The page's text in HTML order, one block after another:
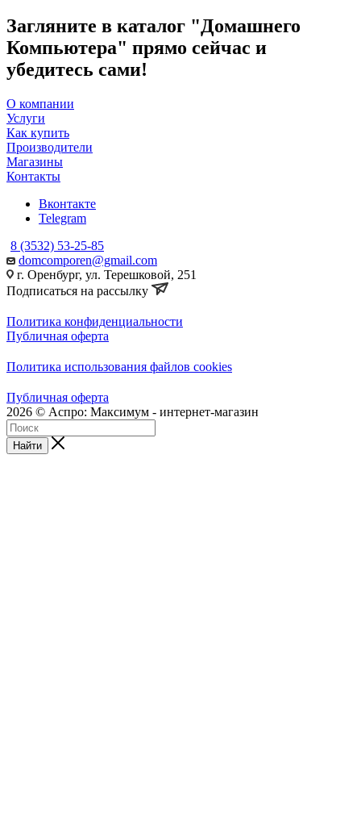
Загляните в каталог "Домашнего
Компьютера" прямо сейчас и
убедитесь сами!
О компании
Услуги
Как купить
Производители
Магазины
Контакты
Вконтакте
Telegram
8 (3532) 53-25-85
domcomporen@gmail.com
г. Оренбург, ул. Терешковой, 251
Подписаться на рассылку
Политика конфиденциальности
Публичная оферта
Политика использования файлов cookies
Публичная оферта
2026 © Аспро: Максимум - интернет-магазин
Найти